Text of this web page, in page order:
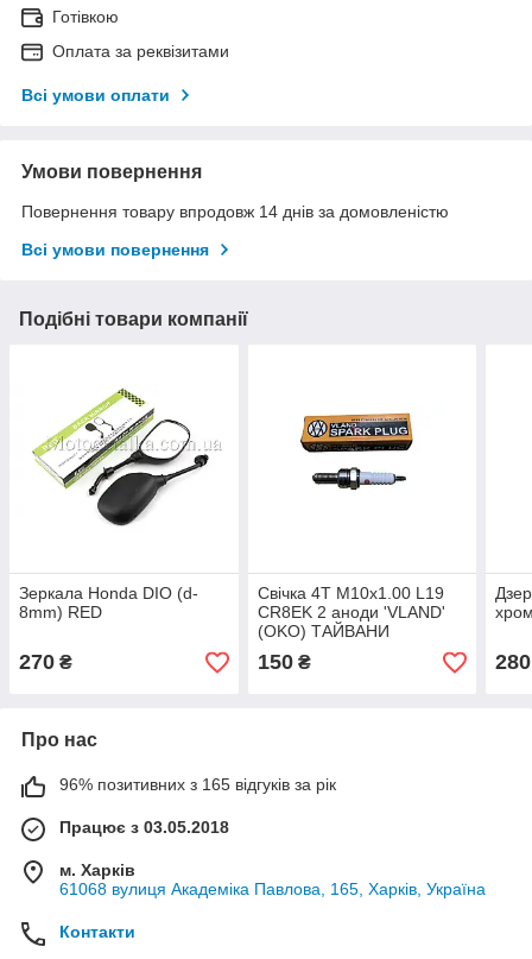
Готівкою
Оплата за реквізитами
Всі умови оплати
Умови повернення
Повернення товару впродовж 14 днів за домовленістю
Всі умови повернення
Подібні товари компанії
Зеркала Honda DIO (d-
8mm) RED
270 ₴
Свічка 4T M10x1.00 L19
CR8EK 2 аноди 'VLAND'
(OKO) ТАЙВАНИ
150₴ 280
Про нас
96% позитивних з 165 відгуків за рік
Працює з 03.05.2018
м. Харків
61068 вулиця Академіка Павлова, 165, Харків, Україна
Контакти